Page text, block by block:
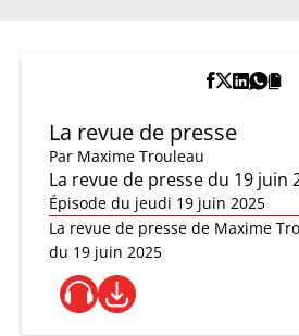
La revue de presse
Par Maxime Trouleau
La revue de presse du 19 juin
Épisode du jeudi 19 juin 2025
La revue de presse de Maxime
du 19 juin 2025